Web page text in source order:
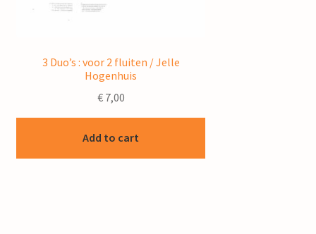
3 Duo’s : voor 2 fluiten / Jelle
Hogenhuis
€7,00
Add to cart